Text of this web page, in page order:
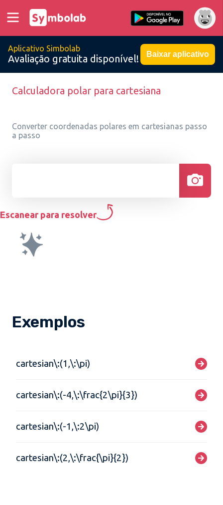
Aplicativo Simbolab
Avaliação gratuita disponível! Baixar aplicativo
Calculadora polar para cartesiana
Converter coordenadas polares em cartesianas passo
a passo
Escanear para resolver
Exemplos
cartesian\:(1,\:\pi)
cartesian\:(-4,\:\frac{2\pi}{3})
cartesian\:(-1,\:2\pi)
cartesian\:(2,\:\frac{\pi}{2})